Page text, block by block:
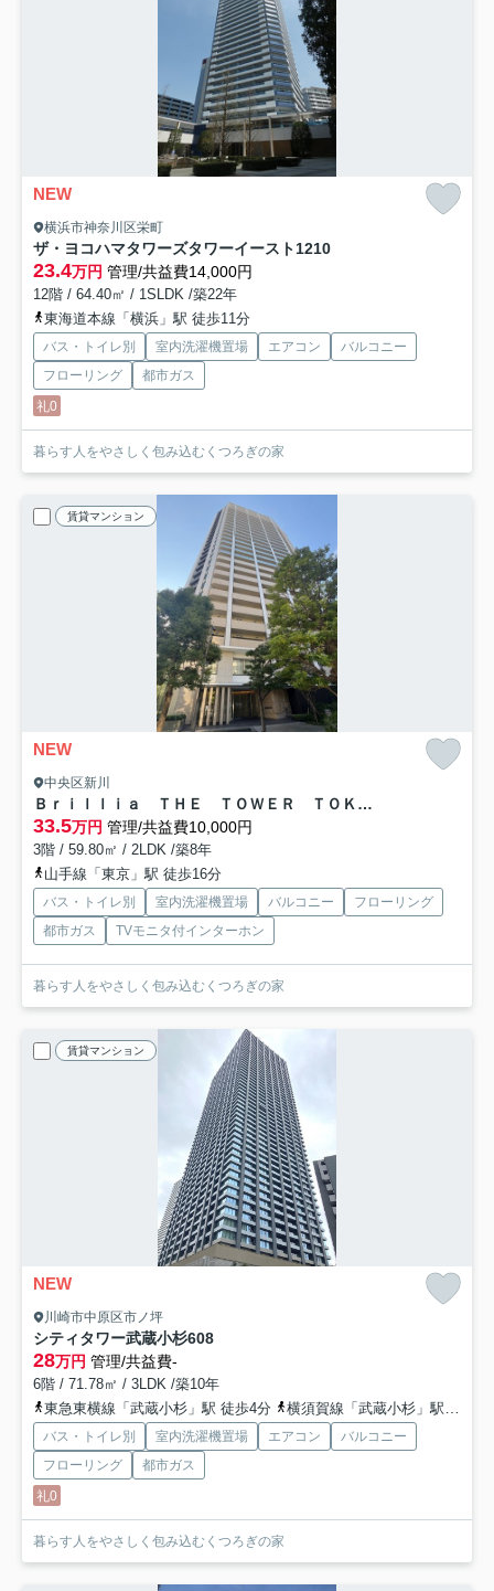
NEW
横浜市神奈川区栄町
ザ・ヨコハマタワーズタワーイースト1210
23.4万円 管理/共益費14,000円
12階 / 64.40㎡ / 1SLDK /築22年
東海道本線「横浜」駅 徒歩11分
バス・トイレ別 室内洗濯機置場 エアコン
バルコニー
フローリング
都市ガス
礼0
暮らす人をやさしく包み込むくつろぎの家
賃貸マンション
NEW
中央区新川
Ｂｒｉｌｌｉａ ＴＨＥ ＴＯＷＥＲ ＴＯＫＹＯ ＹＡＥＳＵ ＡＶＥＮＵＥ
33.5万円 管理/共益費10,000円
3階 / 59.80㎡ / 2LDK /築8年
山手線「東京」駅 徒歩16分
バス・トイレ別 室内洗濯機置場 バルコニー
フローリング
都市ガス
TVモニタ付インターホン
暮らす人をやさしく包み込むくつろぎの家
賃貸マンション
NEW
川崎市中原区市ノ坪
シティタワー武蔵小杉608
28万円 管理/共益費-
6階 / 71.78㎡ / 3LDK /築10年
東急東横線「武蔵小杉」駅 徒歩4分
横須賀線「武蔵小杉」駅 徒歩5分
バス・トイレ別 室内洗濯機置場 エアコン
バルコニー
フローリング
都市ガス
礼0
暮らす人をやさしく包み込むくつろぎの家